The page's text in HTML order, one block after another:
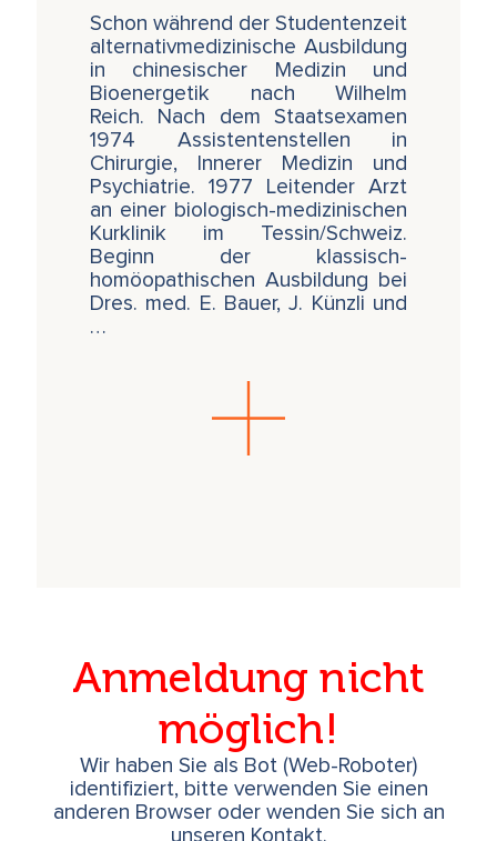
nach der Geburt weiterhin mit dem
urmütterlichen, lebensspendenden
kosmischen Energie-Ozean.
Durch diese in uns allen wirkende, direkt mit
unserem Geist verbundene feinstoffliche
Schöpfungskraft tragen wir das Potential in
uns, die sich immer wieder selbst erneuernde
Spiralenergie im eigenen Körper durch
Meditation immer lebendiger und bewusster
kreisen zu lassen. Dies kann heilend und
sogar auch verjüngend wirken - wir erzeugen
damit in uns selbst gewissermassen ein
eigenes, immer wieder neu geborenes inneres
Weihnachtskind!
Die von der heutigen Medizin leider nicht
Hahnemann (1755 – 1843) und dem
Schon während der Studentenzeit
alternativmedizinische Ausbildung
in chinesischer Medizin und
Bioenergetik nach Wilhelm
Reich. Nach dem Staatsexamen
1974 Assistentenstellen in
Chirurgie, Innerer Medizin und
Psychiatrie. 1977 Leitender Arzt
an einer biologisch-medizinischen
Kurklinik im Tessin/Schweiz.
Beginn der klassisch-
homöopathischen Ausbildung bei
Dres. med. E. Bauer, J. Künzli und
…
Anmeldung nicht
möglich!
Wir haben Sie als Bot (Web-Roboter)
identifiziert, bitte verwenden Sie einen
anderen Browser oder wenden Sie sich an
unseren Kontakt.